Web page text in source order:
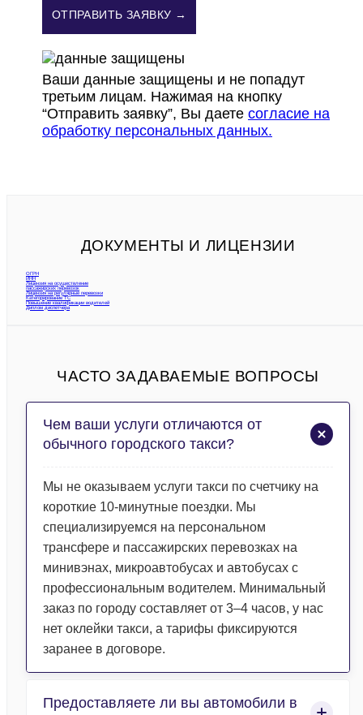
ОТПРАВИТЬ ЗАЯВКУ →
Ваши данные защищены и не попадут
третьим лицам. Нажимая на кнопку
“Отправить заявку”, Вы даете согласие на
обработку персональных данных.
ДОКУМЕНТЫ И ЛИЦЕНЗИИ
ОГРН
ИНН
Лицензия на осуществление
пассажирских перевозок
Лицензия на регулярные перевозки
Категорирование ТС
Повышение квалификации водителей
Диплом диспетчера
ЧАСТО ЗАДАВАЕМЫЕ ВОПРОСЫ
Чем ваши услуги отличаются от
обычного городского такси?
Мы не оказываем услуги такси по счетчику на
короткие 10-минутные поездки. Мы
специализируемся на персональном
трансфере и пассажирских перевозках на
минивэнах, микроавтобусах и автобусах с
профессиональным водителем. Минимальный
заказ по городу составляет от 3–4 часов, у нас
нет оклейки такси, а тарифы фиксируются
заранее в договоре.
Предоставляете ли вы автомобили в